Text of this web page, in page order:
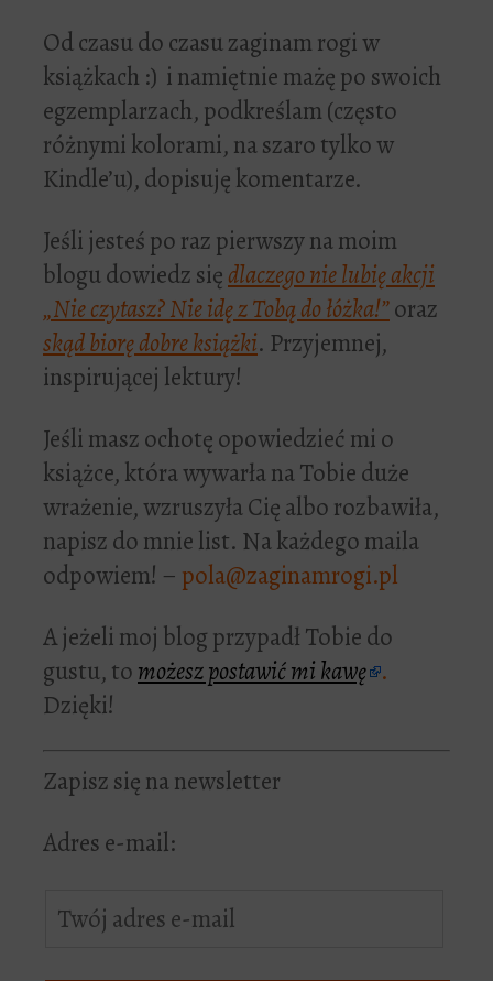
Od czasu do czasu zaginam rogi w
książkach :) i namiętnie mażę po swoich
egzemplarzach, podkreślam (często
różnymi kolorami, na szaro tylko w
Kindle’u), dopisuję komentarze.
Jeśli jesteś po raz pierwszy na moim
blogu dowiedz siędlaczego nie lubię akcji
„Nie czytasz? Nie idę z Tobą do łóżka!”oraz
skąd biorę dobre książki. Przyjemnej,
inspirującej lektury!
Jeśli masz ochotę opowiedzieć mi o
książce, która wywarła na Tobie duże
wrażenie, wzruszyła Cię albo rozbawiła,
napisz do mnie list. Na każdego maila
odpowiem! – pola@zaginamrogi.pl
A jeżeli moj blog przypadł Tobie do
gustu, tomożesz postawić mi kawę .
Dzięki!
Zapisz się na newsletter
Adres e-mail: